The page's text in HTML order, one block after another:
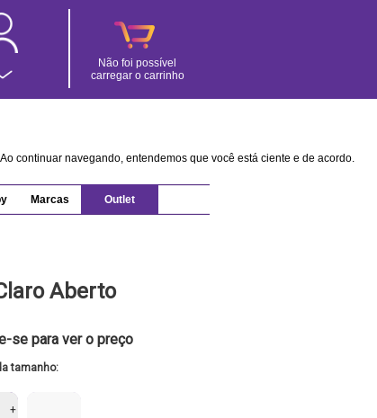
Não foi possível
carregar o carrinho
continuar navegando, entendemos que você está ciente e de acordo.
Marcas Outlet
Aberto
se para ver o preço
tamanho:
+